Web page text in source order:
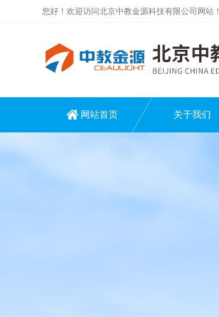
您好！欢迎访问北京中教金源科技有限公司网站！
网站首页 关于我们